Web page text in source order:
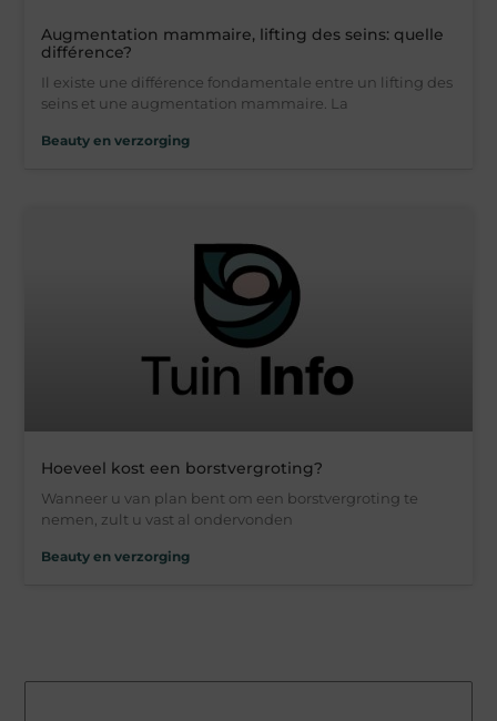
Augmentation mammaire, lifting des seins: quelle
différence?
Il existe une différence fondamentale entre un lifting des
seins et une augmentation mammaire. La
Beauty en verzorging
Hoeveel kost een borstvergroting?
Wanneer u van plan bent om een borstvergroting te
nemen, zult u vast al ondervonden
Beauty en verzorging